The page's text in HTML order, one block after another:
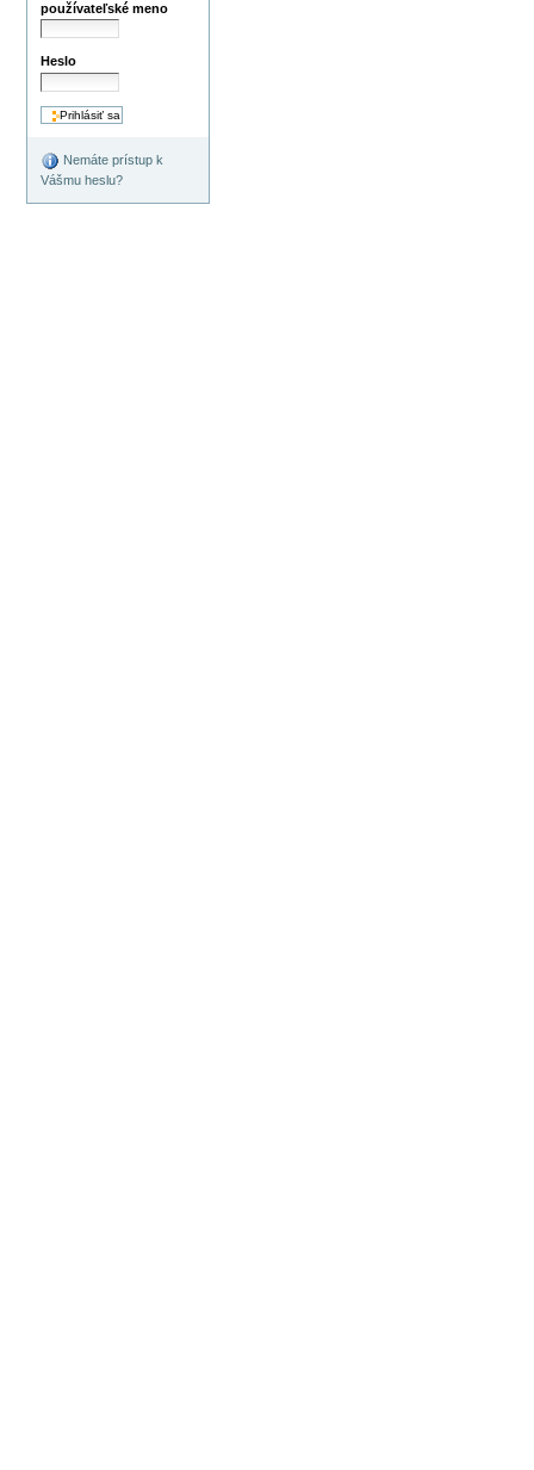
používateľské meno
Heslo
Nemáte prístup k
Vášmu heslu?